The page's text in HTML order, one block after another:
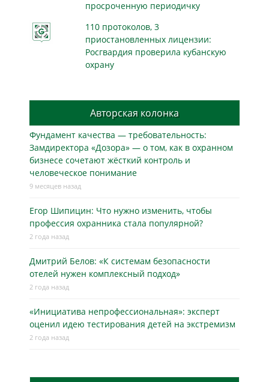
просроченную периодичку
110 протоколов, 3
приостановленных лицензии:
Росгвардия проверила кубанскую
охрану
Авторская колонка
Фундамент качества — требовательность:
Замдиректора «Дозора» — о том, как в охранном
бизнесe сочетают жёсткий контроль и
человеческое понимание
9 месяцев назад
Егор Шипицин: Что нужно изменить, чтобы
профессия охранника стала популярной?
2 года назад
Дмитрий Белов: «К системам безопасности
отелей нужен комплексный подход»
2 года назад
«Инициатива непрофессиональная»: эксперт
оценил идею тестирования детей на экстремизм
2 года назад